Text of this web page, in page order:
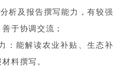
析及报告撰写能力，有较强
于协调交流；
：能解读农业补贴、生态补
料撰写。